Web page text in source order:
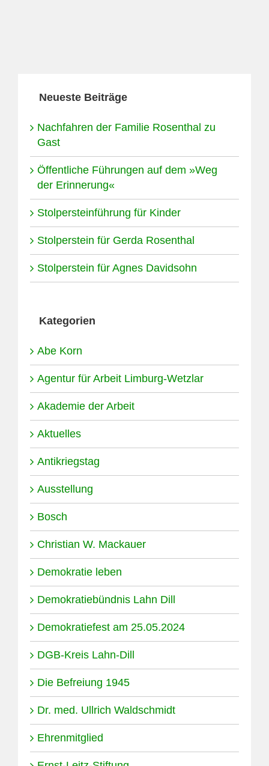
Neueste Beiträge
Nachfahren der Familie Rosenthal zu
Gast
Öffentliche Führungen auf dem »Weg
der Erinnerung«
Stolpersteinführung für Kinder
Stolperstein für Gerda Rosenthal
Stolperstein für Agnes Davidsohn
Kategorien
Abe Korn
Agentur für Arbeit Limburg-Wetzlar
Akademie der Arbeit
Aktuelles
Antikriegstag
Ausstellung
Bosch
Christian W. Mackauer
Demokratie leben
Demokratiebündnis Lahn Dill
Demokratiefest am 25.05.2024
DGB-Kreis Lahn-Dill
Die Befreiung 1945
Dr. med. Ullrich Waldschmidt
Ehrenmitglied